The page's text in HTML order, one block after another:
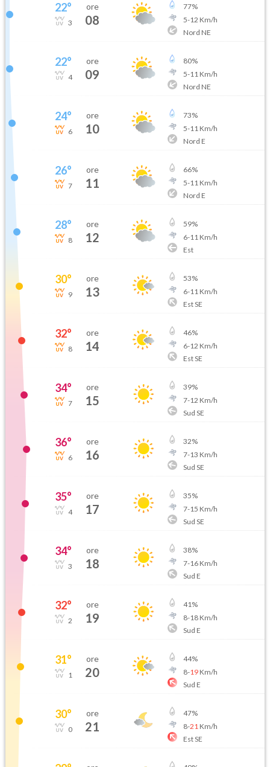
22°
3
ore
08
77%
5-12 Km/h
Nord NE
22°
4
ore
09
80%
5-11 Km/h
Nord NE
24°
6
ore
10
73%
5-11 Km/h
Nord E
26°
7
ore
11
66%
5-11 Km/h
Nord E
28°
8
ore
12
59%
6-11 Km/h
Est
30°
9
ore
13
53%
6-11 Km/h
Est SE
32°
8
ore
14
46%
6-12 Km/h
Est SE
34°
7
ore
15
39%
7-12 Km/h
Sud SE
36°
6
ore
16
32%
7-13 Km/h
Sud SE
35°
4
ore
17
35%
7-15 Km/h
Sud SE
34°
3
ore
18
38%
7-16Km/h
Sud E
32°
2
ore
19
41%
8-18Km/h
Sud E
31°
1
ore
20
44%
8-19Km/h
Sud E
30°
0
ore
21
47%
8-21 Km/h
Est SE